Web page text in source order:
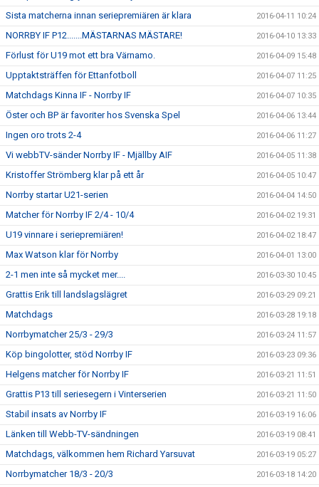
Sista matcherna innan seriepremiären är klara 2016-04-11 10:24
NORRBY IF P12.......MÄSTARNAS MÄSTARE! 2016-04-10 13:33
Förlust för U19 mot ett bra Värnamo. 2016-04-09 15:48
Upptaktsträffen för Ettanfotboll 2016-04-07 11:25
Matchdags Kinna IF - Norrby IF 2016-04-07 10:35
Öster och BP är favoriter hos Svenska Spel 2016-04-06 13:44
Ingen oro trots 2-4 2016-04-06 11:27
Vi webbTV-sänder Norrby IF - Mjällby AIF 2016-04-05 11:38
Kristoffer Strömberg klar på ett år 2016-04-05 10:47
Norrby startar U21-serien 2016-04-04 14:50
Matcher för Norrby IF 2/4 - 10/4 2016-04-02 19:31
U19 vinnare i seriepremiären! 2016-04-02 18:47
Max Watson klar för Norrby 2016-04-01 13:00
2-1 men inte så mycket mer.... 2016-03-30 10:45
Grattis Erik till landslagslägret 2016-03-29 09:21
Matchdags 2016-03-28 19:18
Norrbymatcher 25/3 - 29/3 2016-03-24 11:57
Köp bingolotter, stöd Norrby IF 2016-03-23 09:36
Helgens matcher för Norrby IF 2016-03-21 11:51
Grattis P13 till seriesegern i Vinterserien 2016-03-21 11:50
Stabil insats av Norrby IF 2016-03-19 16:06
Länken till Webb-TV-sändningen 2016-03-19 08:41
Matchdags, välkommen hem Richard Yarsuvat 2016-03-19 05:27
Norrbymatcher 18/3 - 20/3 2016-03-18 14:20